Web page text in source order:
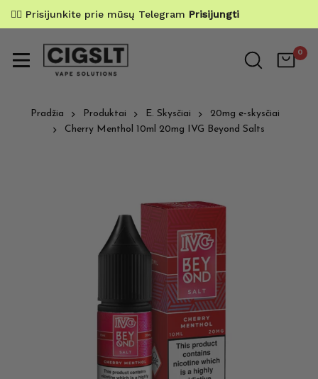
✌🏼 Prisijunkite prie mūsų Telegram Prisijungti
0
Pradžia Produktai E. Skysčiai
20mg e-skysčiai
Cherry Menthol 10ml 20mg IVG Beyond Salts